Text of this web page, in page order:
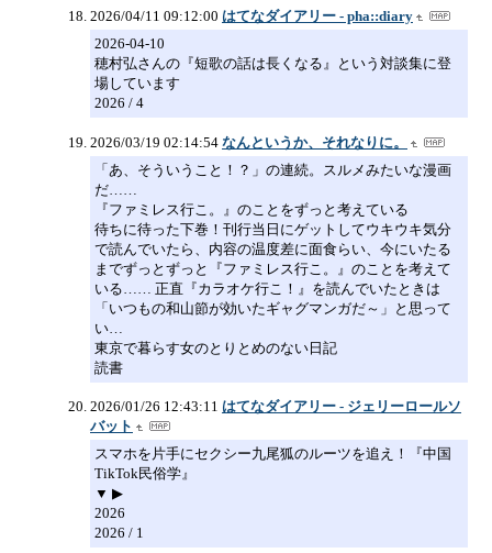
2026/04/11 09:12:00 はてなダイアリー - pha::diary
2026-04-10
穂村弘さんの『短歌の話は長くなる』という対談集に登
場しています
2026 / 4
2026/03/19 02:14:54 なんというか、それなりに。
「あ、そういうこと！？」の連続。スルメみたいな漫画
だ……
『ファミレス行こ。』のことをずっと考えている
待ちに待った下巻！刊行当日にゲットしてウキウキ気分
で読んでいたら、内容の温度差に面食らい、今にいたる
までずっとずっと『ファミレス行こ。』のことを考えて
いる…… 正直『カラオケ行こ！』を読んでいたときは
「いつもの和山節が効いたギャグマンガだ～」と思って
い…
東京で暮らす女のとりとめのない日記
読書
2026/01/26 12:43:11 はてなダイアリー - ジェリーロールソ
バット
スマホを片手にセクシー九尾狐のルーツを追え！『中国
TikTok民俗学』
▼ ▶
2026
2026 / 1